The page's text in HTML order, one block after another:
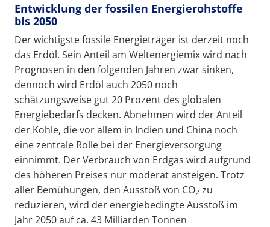
Entwicklung der fossilen Energierohstoffe
bis 2050
Der wichtigste fossile Energieträger ist derzeit noch
das Erdöl. Sein Anteil am Weltenergiemix wird nach
Prognosen in den folgenden Jahren zwar sinken,
dennoch wird Erdöl auch 2050 noch
schätzungsweise gut 20 Prozent des globalen
Energiebedarfs decken. Abnehmen wird der Anteil
der Kohle, die vor allem in Indien und China noch
eine zentrale Rolle bei der Energieversorgung
einnimmt. Der Verbrauch von Erdgas wird aufgrund
des höheren Preises nur moderat ansteigen. Trotz
aller Bemühungen, den Ausstoß von CO2 zu
reduzieren, wird der energiebedingte Ausstoß im
Jahr 2050 auf ca. 43 Milliarden Tonnen